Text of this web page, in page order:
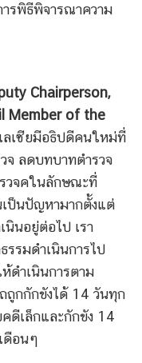
รพิธีพิจารณาความ
Chairperson,
Memberof the
ลเซียมีอธิปดีคนใหม่ที่
จ ลดบทบาทตำรวจ
วจคในลักษณะที่
ป็นปัญหามากตั้งแต่
นินอยู่ต่อไป เรา
รรมดำเนินการไป
ดำเนินการตาม
ถูกกักขังได้ 14 วันทุก
ดีเล็กและกักขัง 14
ดือนๆ